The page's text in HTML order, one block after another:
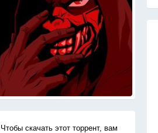
Чтобы скачать этот торрент, вам